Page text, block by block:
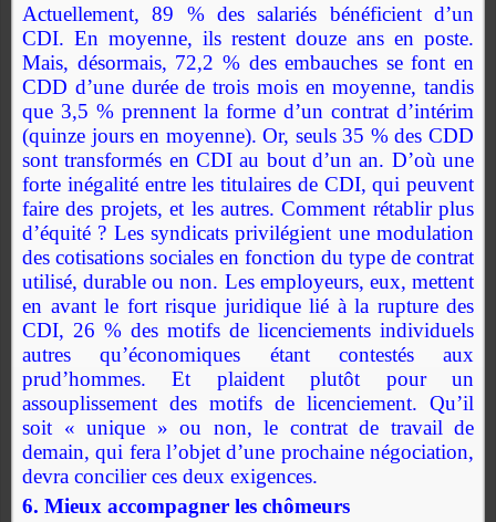
Actuellement, 89 % des salariés bénéficient d’un
CDI. En moyenne, ils restent douze ans en poste.
Mais, désormais, 72,2 % des embauches se font en
CDD d’une durée de trois mois en moyenne, tandis
que 3,5 % prennent la forme d’un contrat d’intérim
(quinze jours en moyenne). Or, seuls 35 % des CDD
sont transformés en CDI au bout d’un an. D’où une
forte inégalité entre les titulaires de CDI, qui peuvent
faire des projets, et les autres. Comment rétablir plus
d’équité ? Les syndicats privilégient une modulation
des cotisations sociales en fonction du type de contrat
utilisé, durable ou non. Les employeurs, eux, mettent
en avant le fort risque juridique lié à la rupture des
CDI, 26 % des motifs de licenciements individuels
autres qu’économiques étant contestés aux
prud’hommes. Et plaident plutôt pour un
assouplissement des motifs de licenciement. Qu’il
soit « unique » ou non, le contrat de travail de
demain, qui fera l’objet d’une prochaine négociation,
devra concilier ces deux exigences.
6. Mieux accompagner les chômeurs